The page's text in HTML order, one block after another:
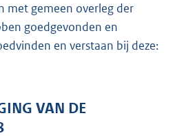
met gemeen overleg der
goedgevonden en
en verstaan bij deze:
VAN DE